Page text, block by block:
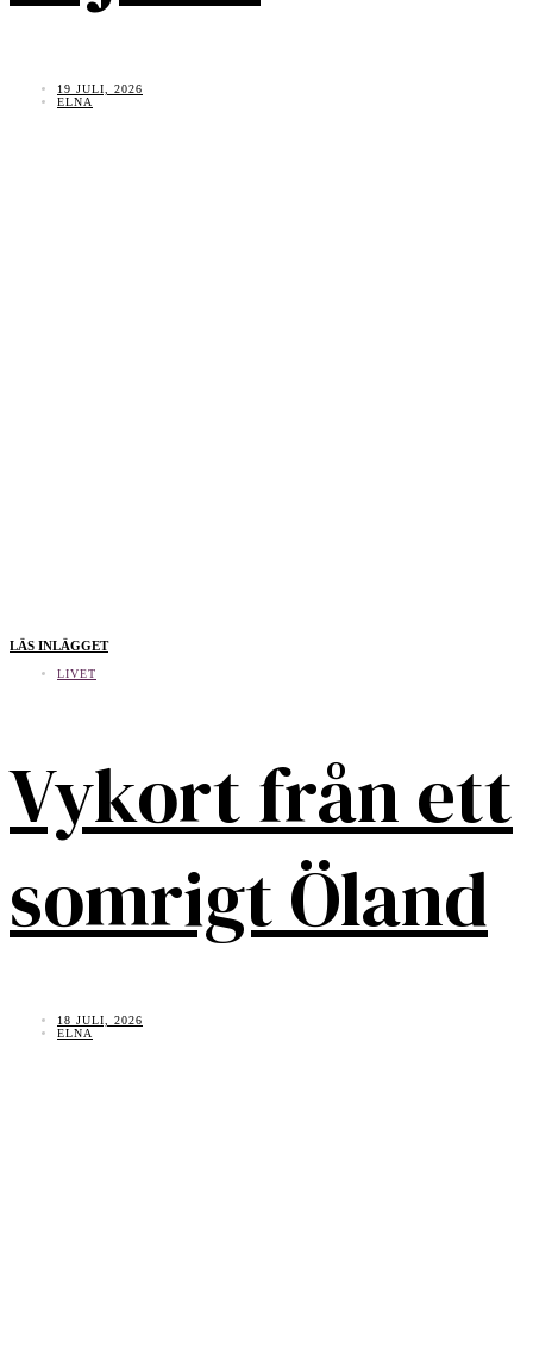
19 JULI, 2026
ELNA
LÄS INLÄGGET
LIVET
Vykort från ett
somrigt Öland
18 JULI, 2026
ELNA